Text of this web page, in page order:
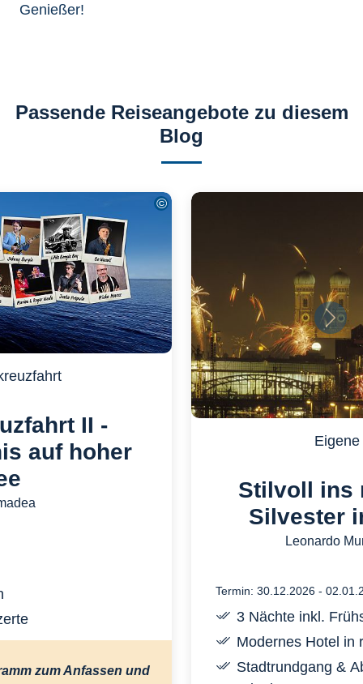
Genießer!
Passende Reiseangebote zu diesem
Blog
II -
auf hoher
zum Anfassen und
Stilvoll ins
Silvester
Leonardo
Termin: 30.12.2026 -
3 Nächte inkl.
Modernes Hotel in
Stadtrundgang &